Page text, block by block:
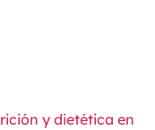
y dietética en